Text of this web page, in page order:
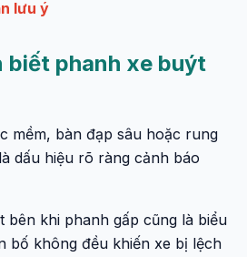
lưu ý
biết phanh xe buýt
mềm, bàn đạp sâu hoặc rung
dấu hiệu rõ ràng cảnh báo
bên khi phanh gấp cũng là biểu
bố không đều khiến xe bị lệch